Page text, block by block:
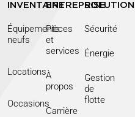
INVENTAIRE
Équipements
neufs
Locations
Occasions
ENTREPRISE
Pièces
et
services
À
propos
Carrière
Sécurité
Énergie
Gestion
de
flotte